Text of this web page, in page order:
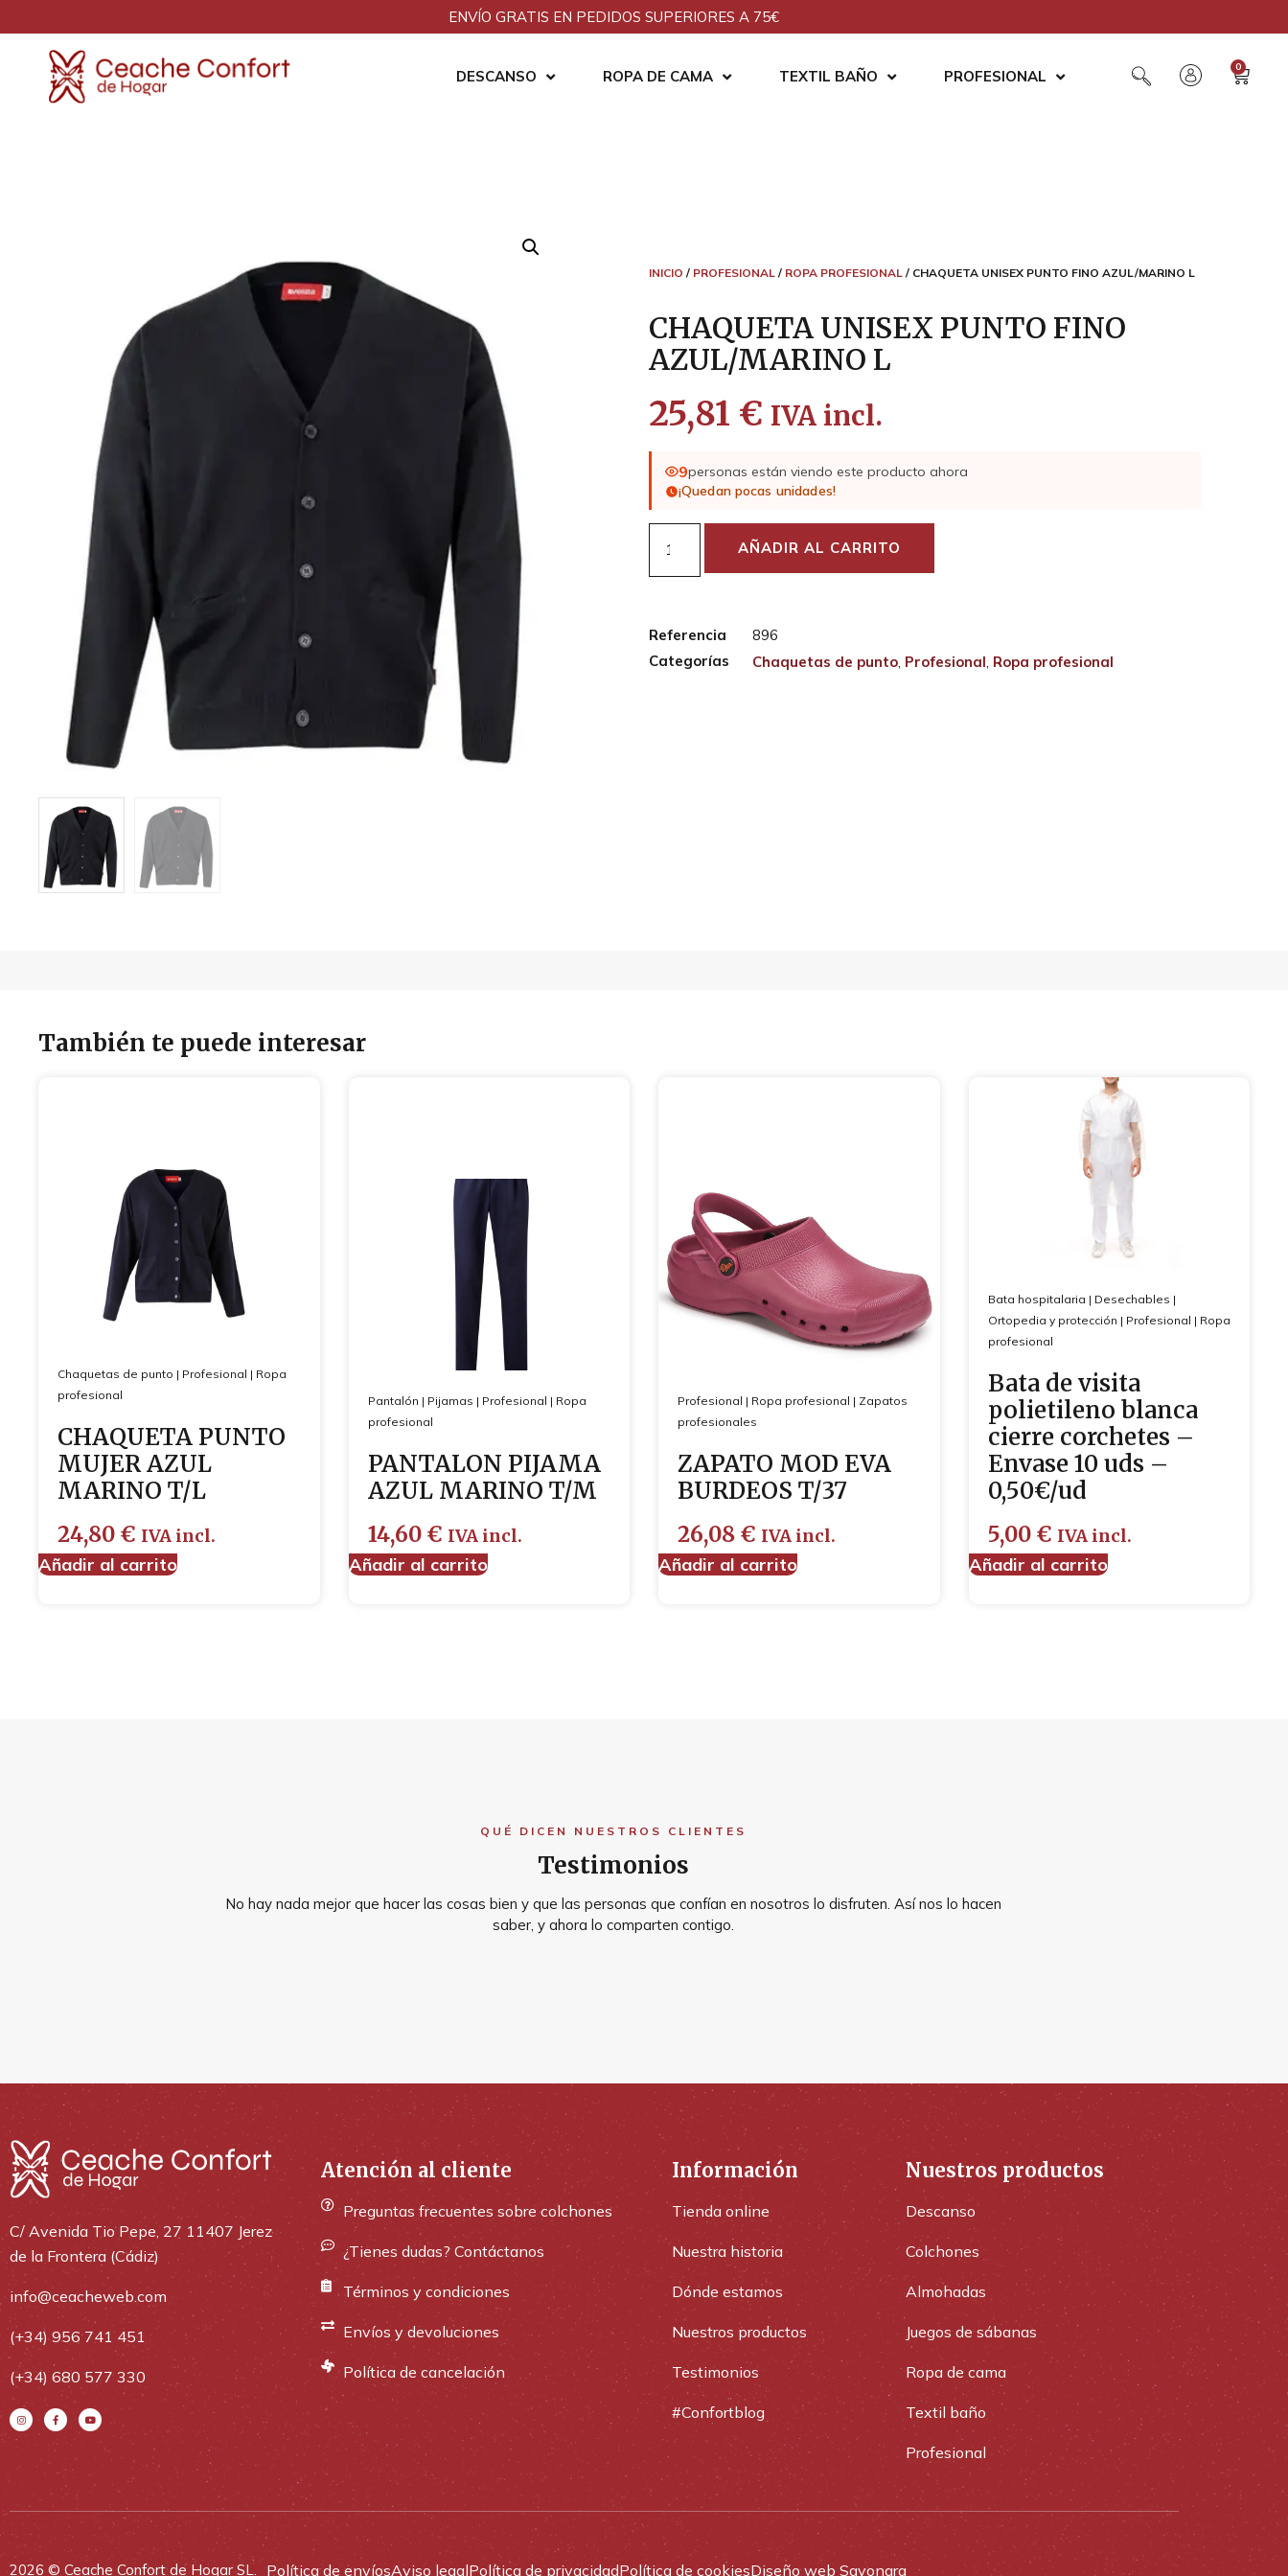
ENVÍO GRATIS EN PEDIDOS SUPERIORES A 75€
DESCANSO ROPA DE CAMA TEXTIL BAÑO PROFESIONAL
0
INICIO / PROFESIONAL/ ROPA PROFESIONAL/ CHAQUETA UNISEX PUNTO FINO AZUL/MARINO L
CHAQUETA UNISEX PUNTO FINO
AZUL/MARINO L
25,81 € IVA incl.
9personas están viendo este producto ahora
¡Quedan pocas unidades!
AÑADIR AL CARRITO
Referencia
896
Categorías
Chaquetas de punto, Profesional, Ropa profesional
También te puede interesar
Chaquetas de punto | Profesional | Ropa
profesional
CHAQUETA PUNTO
MUJER AZUL
MARINO T/L
24,80 € IVA incl.
Añadir al carrito
Pantalón | Pijamas | Profesional | Ropa
profesional
PANTALON PIJAMA
AZUL MARINO T/M
14,60 € IVA incl.
Añadir al carrito
Profesional | Ropa profesional | Zapatos
profesionales
ZAPATO MOD EVA
BURDEOS T/37
26,08 € IVA incl.
Añadir al carrito
Bata hospitalaria | Desechables |
Ortopedia y protección | Profesional | Ropa
profesional
Bata de visita
polietileno blanca
cierre corchetes –
Envase 10 uds –
0,50€/ud
5,00 € IVA incl.
Añadir al carrito
QUÉ DICEN NUESTROS CLIENTES
Testimonios
No hay nada mejor que hacer las cosas bien y que las personas que confían en nosotros lo disfruten. Así nos lo hacen
saber, y ahora lo comparten contigo.
C/ Avenida Tio Pepe, 27 11407 Jerez
de la Frontera (Cádiz)
info@ceacheweb.com
(+34) 956 741 451
(+34) 680 577 330
Atención al cliente
Preguntas frecuentes sobre colchones
¿Tienes dudas? Contáctanos
Términos y condiciones
Envíos y devoluciones
Política de cancelación
Información
Tienda online
Nuestra historia
Dónde estamos
Nuestros productos
Testimonios
#Confortblog
Nuestros productos
Descanso
Colchones
Almohadas
Juegos de sábanas
Ropa de cama
Textil baño
Profesional
2026 © Ceache Confort de Hogar SL. Política de envíosAviso legalPolítica de privacidadPolítica de cookiesDiseño web Sayonara